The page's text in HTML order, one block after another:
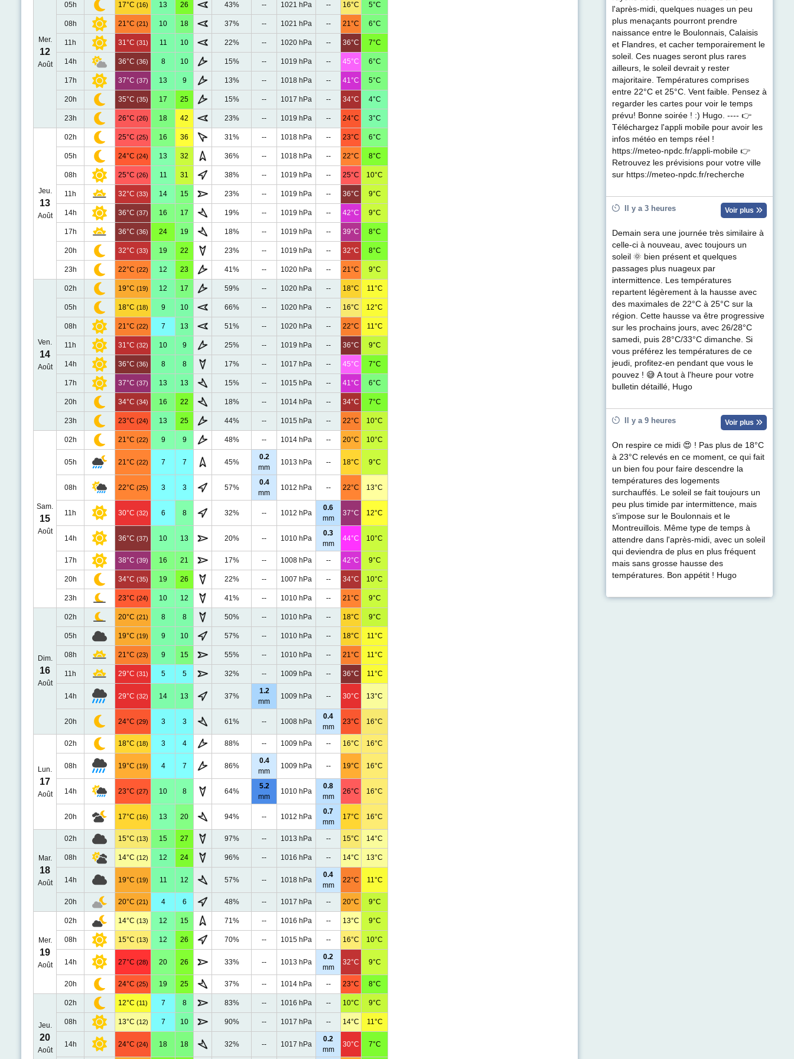
Mer.
12
Août
05h 17°C (16) 13 26 43% -- 1021 hPa -- 16°C 5°C
08h 21°C (21) 10 18 37% -- 1021 hPa -- 21°C 6°C
11h 31°C (31) 11 10 22% -- 1020 hPa -- 36°C 7°C
14h 36°C (36) 8 10 15% -- 1019 hPa -- 45°C 6°C
17h 37°C (37) 13 9 13% -- 1018 hPa -- 41°C 5°C
20h 35°C (35) 17 25 15% -- 1017 hPa -- 34°C 4°C
23h 26°C (26) 18 42 23% -- 1019 hPa -- 24°C 3°C
Jeu.
13
Août
02h 25°C (25) 16 36 31% -- 1018 hPa -- 23°C 6°C
05h 24°C (24) 13 32 36% -- 1018 hPa -- 22°C 8°C
08h 25°C (26) 11 31 38% -- 1019 hPa -- 25°C 10°C
11h 32°C (33) 14 15 23% -- 1019 hPa -- 36°C 9°C
14h 36°C (37) 16 17 19% -- 1019 hPa -- 42°C 9°C
17h 36°C (36) 24 19 18% -- 1019 hPa -- 39°C 8°C
20h 32°C (33) 19 22 23% -- 1019 hPa -- 32°C 8°C
23h 22°C (22) 12 23 41% -- 1020 hPa -- 21°C 9°C
Ven.
14
Août
02h 19°C (19) 12 17 59% -- 1020 hPa -- 18°C 11°C
05h 18°C (18) 9 10 66% -- 1020 hPa -- 16°C 12°C
08h 21°C (22) 7 13 51% -- 1020 hPa -- 22°C 11°C
11h 31°C (32) 10 9 25% -- 1019 hPa -- 36°C 9°C
14h 36°C (36) 8 8 17% -- 1017 hPa -- 45°C 7°C
17h 37°C (37) 13 13 15% -- 1015 hPa -- 41°C 6°C
20h 34°C (34) 16 22 18% -- 1014 hPa -- 34°C 7°C
23h 23°C (24) 13 25 44% -- 1015 hPa -- 22°C 10°C
Sam.
15
Août
02h 21°C (22) 9 9 48% -- 1014 hPa -- 20°C 10°C
05h 21°C (22) 7 7 45%
0.2
mm
1013 hPa -- 18°C 9°C
08h 22°C (25) 3 3 57%
0.4
mm
1012 hPa -- 22°C 13°C
11h 30°C (32) 6 8 32% -- 1012 hPa
0.6
mm
37°C 12°C
14h 36°C (37) 10 13 20% -- 1010 hPa
0.3
mm
44°C 10°C
17h 38°C (39) 16 21 17% -- 1008 hPa -- 42°C 9°C
20h 34°C (35) 19 26 22% -- 1007 hPa -- 34°C 10°C
23h 23°C (24) 10 12 41% -- 1010 hPa -- 21°C 9°C
Dim.
16
Août
02h 20°C (21) 8 8 50% -- 1010 hPa -- 18°C 9°C
05h 19°C (19) 9 10 57% -- 1010 hPa -- 18°C 11°C
08h 21°C (23) 9 15 55% -- 1010 hPa -- 21°C 11°C
11h 29°C (31) 5 5 32% -- 1009 hPa -- 36°C 11°C
14h 29°C (32) 14 13 37%
1.2
mm
1009 hPa -- 30°C 13°C
20h 24°C (29) 3 3 61% -- 1008 hPa
0.4
mm
23°C 16°C
Lun.
17
Août
02h 18°C (18) 3 4 88% -- 1009 hPa -- 16°C 16°C
08h 19°C (19) 4 7 86%
0.4
mm
1009 hPa -- 19°C 16°C
14h 23°C (27) 10 8 64%
5.2
mm
1010 hPa
0.8
mm
26°C 16°C
20h 17°C (16) 13 20 94% -- 1012 hPa
0.7
mm
17°C 16°C
Mar.
18
Août
02h 15°C (13) 15 27 97% -- 1013 hPa -- 15°C 14°C
08h 14°C (12) 12 24 96% -- 1016 hPa -- 14°C 13°C
14h 19°C (19) 11 12 57% -- 1018 hPa
0.4
mm
22°C 11°C
20h 20°C (21) 4 6 48% -- 1017 hPa -- 20°C 9°C
Mer.
19
Août
02h 14°C (13) 12 15 71% -- 1016 hPa -- 13°C 9°C
08h 15°C (13) 12 26 70% -- 1015 hPa -- 16°C 10°C
14h 27°C (28) 20 26 33% -- 1013 hPa
0.2
mm
32°C 9°C
20h 24°C (25) 19 25 37% -- 1014 hPa -- 23°C 8°C
Jeu.
20
Août
02h 12°C (11) 7 8 83% -- 1016 hPa -- 10°C 9°C
08h 13°C (12) 7 10 90% -- 1017 hPa -- 14°C 11°C
14h 24°C (24) 18 18 32% -- 1017 hPa
0.2
mm
30°C 7°C
l'après-midi, quelques nuages un peu
plus menaçants pourront prendre
naissance entre le Boulonnais, Calaisis
et Flandres, et cacher temporairement le
soleil. Ces nuages seront plus rares
ailleurs, le soleil devrait y rester
majoritaire. Températures comprises
entre 22°C et 25°C. Vent faible. Pensez à
regarder les cartes pour voir le temps
prévu! Bonne soirée ! :) Hugo. ---- 👉
Téléchargez l'appli mobile pour avoir les
infos météo en temps réel !
https://meteo-npdc.fr/appli-mobile 👉
Retrouvez les prévisions pour votre ville
sur https://meteo-npdc.fr/recherche
Il y a 3 heures Voir plus
Demain sera une journée très similaire à
celle-ci à nouveau, avec toujours un
soleil 🌞 bien présent et quelques
passages plus nuageux par
intermittence. Les températures
repartent légèrement à la hausse avec
des maximales de 22°C à 25°C sur la
région. Cette hausse va être progressive
sur les prochains jours, avec 26/28°C
samedi, puis 28°C/33°C dimanche. Si
vous préférez les températures de ce
jeudi, profitez-en pendant que vous le
pouvez ! 😅 A tout à l'heure pour votre
bulletin détaillé, Hugo
Il y a 9 heures Voir plus
On respire ce midi 😍 ! Pas plus de 18°C
à 23°C relevés en ce moment, ce qui fait
un bien fou pour faire descendre la
températures des logements
surchauffés. Le soleil se fait toujours un
peu plus timide par intermittence, mais
s'impose sur le Boulonnais et le
Montreuillois. Même type de temps à
attendre dans l'après-midi, avec un soleil
qui deviendra de plus en plus fréquent
mais sans grosse hausse des
températures. Bon appétit ! Hugo